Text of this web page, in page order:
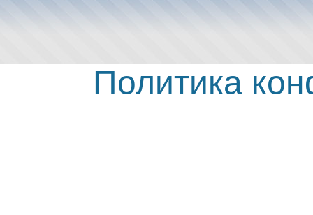
Политика